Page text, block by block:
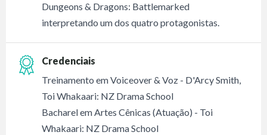
Dungeons & Dragons: Battlemarked
interpretando um dos quatro protagonistas.
Credenciais
Treinamento em Voiceover & Voz - D'Arcy Smith,
Toi Whakaari: NZ Drama School
Bacharel em Artes Cênicas (Atuação) - Toi
Whakaari: NZ Drama School